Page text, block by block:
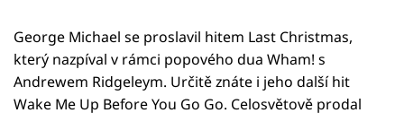
George Michael se proslavil hitem Last Christmas,
který nazpíval v rámci popového dua Wham! s
Andrewem Ridgeleym. Určitě znáte i jeho další hit
Wake Me Up Before You Go Go. Celosvětově prodal